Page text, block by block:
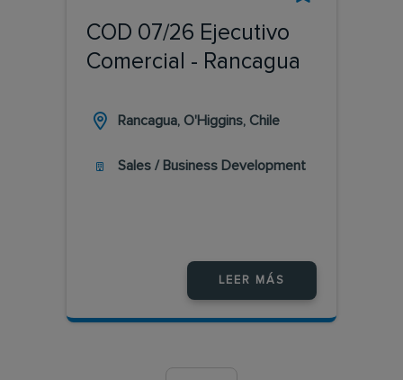
COD 07/26 Ejecutivo
Comercial - Rancagua
Rancagua, O'Higgins, Chile
Sales / Business Development
LEER MÁS